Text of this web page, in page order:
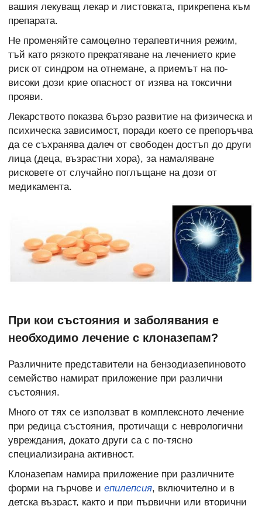
вашия лекуващ лекар и листовката, прикрепена към
препарата.
Не променяйте самоцелно терапевтичния режим,
тъй като рязкото прекратяване на лечението крие
риск от синдром на отнемане, а приемът на по-
високи дози крие опасност от изява на токсични
прояви.
Лекарството показва бързо развитие на физическа и
психическа зависимост, поради което се препоръчва
да се съхранява далеч от свободен достъп до други
лица (деца, възрастни хора), за намаляване
рисковете от случайно поглъщане на дози от
медикамента.
При кои състояния и заболявания е
необходимо лечение с клоназепам?
Различните представители на бензодиазепиновото
семейство намират приложение при различни
състояния.
Много от тях се използват в комплексното лечение
при редица състояния, протичащи с неврологични
увреждания, докато други са с по-тясно
специализирана активност.
Клоназепам намира приложение при различните
форми на гърчове и епилепсия, включително и в
детска възраст, както и при първични или вторични